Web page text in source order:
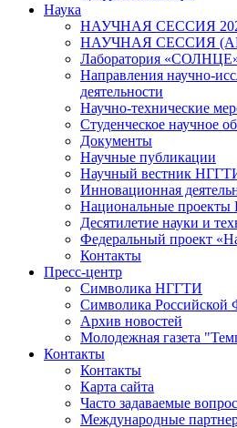
Наука
НАУЧНАЯ СЕССИЯ
НАУЧНАЯ СЕССИЯ
Лаборатория
Направления научно-
деятельности
Научно-технические
Студенческое научное
Документы
Научные публикации
Научный вестник
Инновационная
Национальные проекты
Десятилетие науки и
Федеральный проект
Контакты
Пресс-центр
Символика НГГТИ
Символика Российской
Архив новостей
Молодежная газета
Контакты
Контакты
Карта сайта
Часто задаваемые
Международные